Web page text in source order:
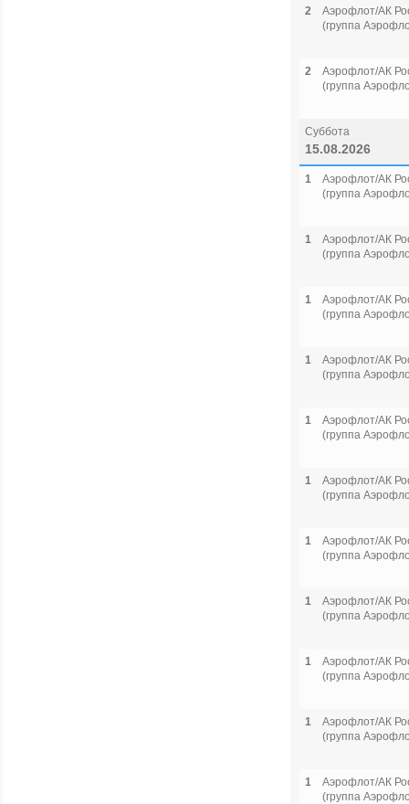
2
Аэрофлот/АК
(группа
2
Аэрофлот/АК
(группа
Суббота
15.08.2026
1
Аэрофлот/АК
(группа
1
Аэрофлот/АК
(группа
1
Аэрофлот/АК
(группа
1
Аэрофлот/АК
(группа
1
Аэрофлот/АК
(группа
1
Аэрофлот/АК
(группа
1
Аэрофлот/АК
(группа
1
Аэрофлот/АК
(группа
1
Аэрофлот/АК
(группа
1
Аэрофлот/АК
(группа
1
Аэрофлот/АК
(группа